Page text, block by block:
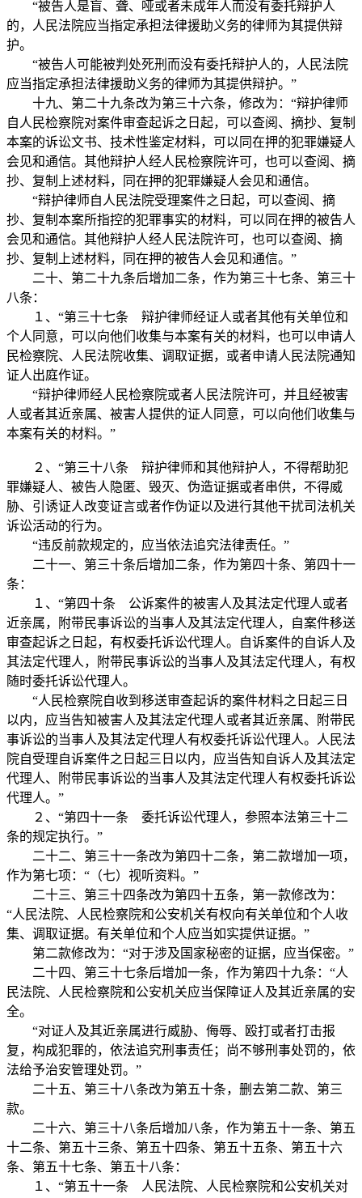
“被告人是盲、聋、哑或者未成年人而没有委托辩护人
的，人民法院应当指定承担法律援助义务的律师为其提供辩
护。
“被告人可能被判处死刑而没有委托辩护人的，人民法院
应当指定承担法律援助义务的律师为其提供辩护。”
十九、第二十九条改为第三十六条，修改为：“辩护律师
自人民检察院对案件审查起诉之日起，可以查阅、摘抄、复制
本案的诉讼文书、技术性鉴定材料，可以同在押的犯罪嫌疑人
会见和通信。其他辩护人经人民检察院许可，也可以查阅、摘
抄、复制上述材料，同在押的犯罪嫌疑人会见和通信。
“辩护律师自人民法院受理案件之日起，可以查阅、摘
抄、复制本案所指控的犯罪事实的材料，可以同在押的被告人
会见和通信。其他辩护人经人民法院许可，也可以查阅、摘
抄、复制上述材料，同在押的被告人会见和通信。”
二十、第二十九条后增加二条，作为第三十七条、第三十
八条：
１、“第三十七条 辩护律师经证人或者其他有关单位和
个人同意，可以向他们收集与本案有关的材料，也可以申请人
民检察院、人民法院收集、调取证据，或者申请人民法院通知
证人出庭作证。
“辩护律师经人民检察院或者人民法院许可，并且经被害
人或者其近亲属、被害人提供的证人同意，可以向他们收集与
本案有关的材料。”
２、“第三十八条 辩护律师和其他辩护人，不得帮助犯
罪嫌疑人、被告人隐匿、毁灭、伪造证据或者串供，不得威
胁、引诱证人改变证言或者作伪证以及进行其他干扰司法机关
诉讼活动的行为。
“违反前款规定的，应当依法追究法律责任。”
二十一、第三十条后增加二条，作为第四十条、第四十一
条：
１、“第四十条 公诉案件的被害人及其法定代理人或者
近亲属，附带民事诉讼的当事人及其法定代理人，自案件移送
审查起诉之日起，有权委托诉讼代理人。自诉案件的自诉人及
其法定代理人，附带民事诉讼的当事人及其法定代理人，有权
随时委托诉讼代理人。
“人民检察院自收到移送审查起诉的案件材料之日起三日
以内，应当告知被害人及其法定代理人或者其近亲属、附带民
事诉讼的当事人及其法定代理人有权委托诉讼代理人。人民法
院自受理自诉案件之日起三日以内，应当告知自诉人及其法定
代理人、附带民事诉讼的当事人及其法定代理人有权委托诉讼
代理人。”
２、“第四十一条 委托诉讼代理人，参照本法第三十二
条的规定执行。”
二十二、第三十一条改为第四十二条，第二款增加一项，
作为第七项：“（七）视听资料。”
二十三、第三十四条改为第四十五条，第一款修改为：
“人民法院、人民检察院和公安机关有权向有关单位和个人收
集、调取证据。有关单位和个人应当如实提供证据。”
第二款修改为：“对于涉及国家秘密的证据，应当保密。”
二十四、第三十七条后增加一条，作为第四十九条：“人
民法院、人民检察院和公安机关应当保障证人及其近亲属的安
全。
“对证人及其近亲属进行威胁、侮辱、殴打或者打击报
复，构成犯罪的，依法追究刑事责任；尚不够刑事处罚的，依
法给予治安管理处罚。”
二十五、第三十八条改为第五十条，删去第二款、第三
款。
二十六、第三十八条后增加八条，作为第五十一条、第五
十二条、第五十三条、第五十四条、第五十五条、第五十六
条、第五十七条、第五十八条：
１、“第五十一条 人民法院、人民检察院和公安机关对